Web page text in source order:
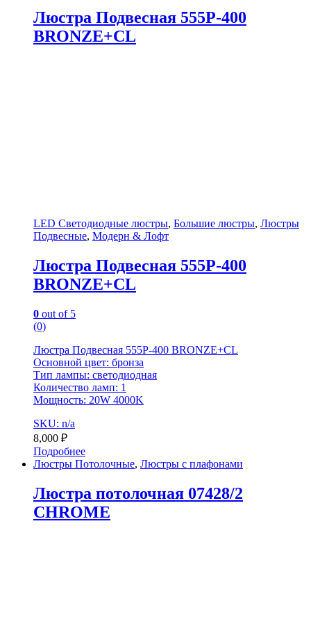
Люстра Подвесная 555P-400
BRONZE+CL
LED Светодиодные люстры, Большие люстры, Люстры
Подвесные, Модерн & Лофт
Люстра Подвесная 555P-400
BRONZE+CL
0 out of 5
(0)
Люстра Подвесная 555P-400 BRONZE+CL
Основной цвет: бронза
Тип лампы: светодиодная
Количество ламп: 1
Мощность: 20W 4000K
SKU: n/a
8,000 ₽
Подробнее
Люстры Потолочные, Люстры с плафонами
Люстра потолочная 07428/2
CHROME